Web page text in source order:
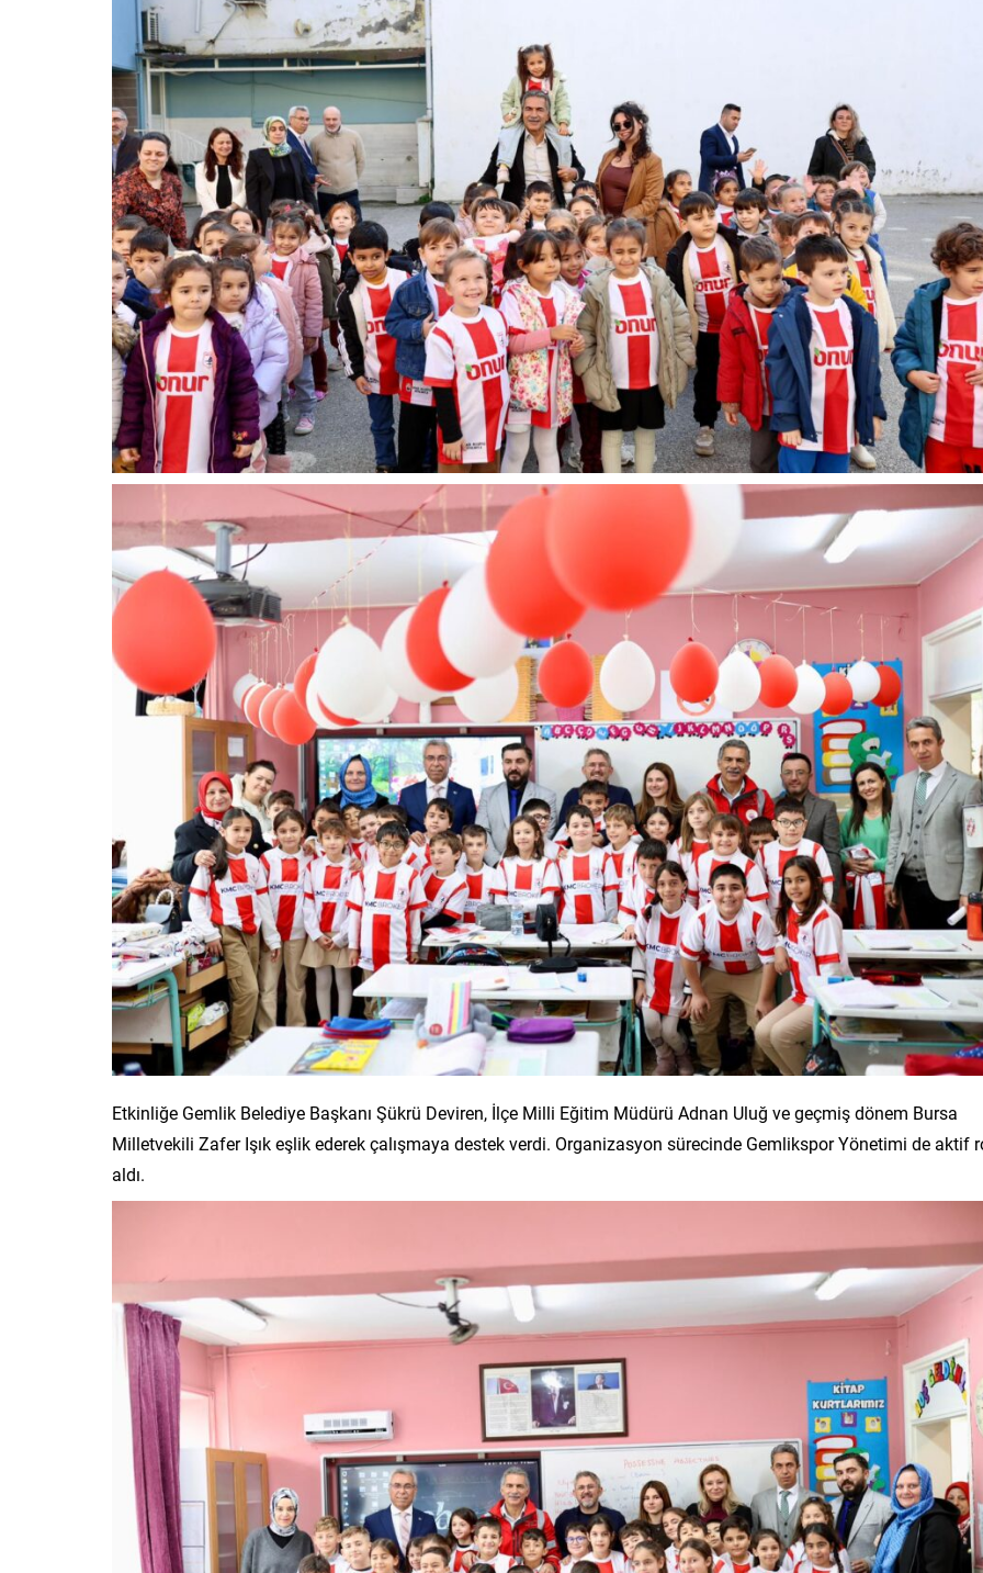
Etkinliğe Gemlik Belediye Başkanı Şükrü Deviren, İlçe Milli Eğitim Müdürü Adnan Uluğ ve geçmiş dönem Bursa
Milletvekili Zafer Işık eşlik ederek çalışmaya destek verdi. Organizasyon sürecinde Gemlikspor Yönetimi de aktif
aldı.